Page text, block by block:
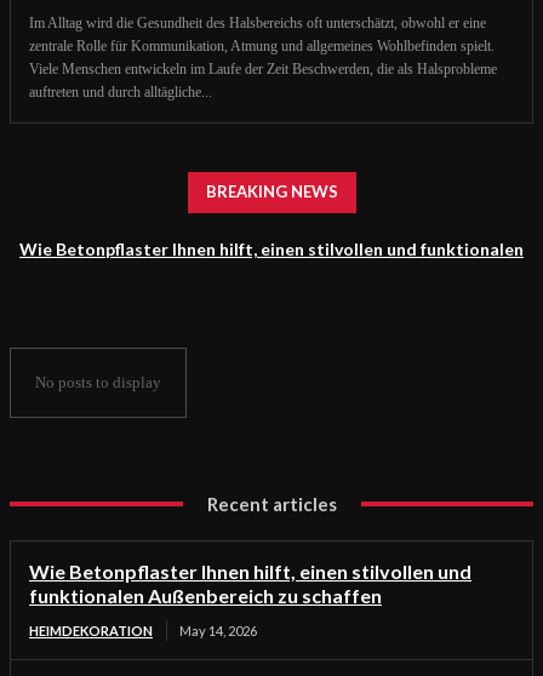
Im Alltag wird die Gesundheit des Halsbereichs oft unterschätzt, obwohl er eine
zentrale Rolle für Kommunikation, Atmung und allgemeines Wohlbefinden spielt.
Viele Menschen entwickeln im Laufe der Zeit Beschwerden, die als Halsprobleme
auftreten und durch alltägliche...
BREAKING NEWS
Wie Betonpflaster Ihnen hilft, einen stilvollen und funktionalen
No posts to display
Recent articles
Wie Betonpflaster Ihnen hilft, einen stilvollen und
funktionalen Außenbereich zu schaffen
HEIMDEKORATION May 14, 2026